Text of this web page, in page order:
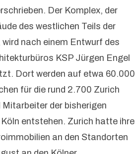
Der Komplex, der
des westlichen Teils der
nach einem Entwurf des
KSP Jürgen Engel
Dort werden auf etwa 60.000
für die rund 2.700 Zurich
der bisherigen
entstehen. Zurich hatte ihre
an den Standorten